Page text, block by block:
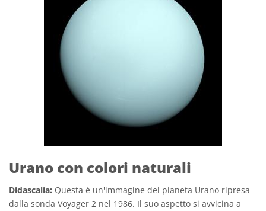
Urano con colori naturali
Didascalia: Questa è un'immagine del pianeta Urano ripresa
dalla sonda Voyager 2 nel 1986. Il suo aspetto si avvicina a